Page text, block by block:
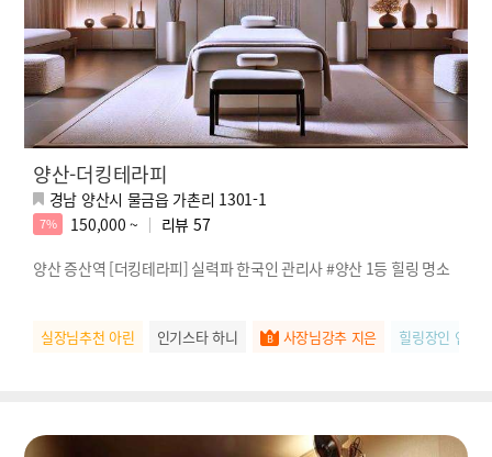
양산-더킹테라피
경남 양산시 물금읍 가촌리 1301-1
7% 150,000 ~ 리뷰 57
양산 증산역 [더킹테라피] 실력파 한국인 관리사 #양산 1등 힐링 명소
실장님추천 아린 인기스타 하니 사장님강추 지은 힐링장인 연우